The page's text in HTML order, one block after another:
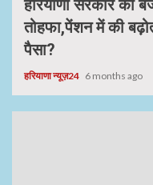
हरियाणा सरकार का
तोहफा,पेंशन में की
पैसा?
हरियाणा न्यूज़24 6 months ago